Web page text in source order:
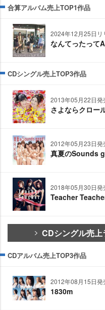
合算アルバム売上TOP1作品
2024年12月25日リ
なんてったって
CDシングル売上TOP3作品
2013年05月22日発
さよならクロー
2012年05月23日発
真夏のSounds
2018年05月30日発
Teacher
CDシングル売
CDアルバム売上TOP3作品
2012年08月15日発
1830m